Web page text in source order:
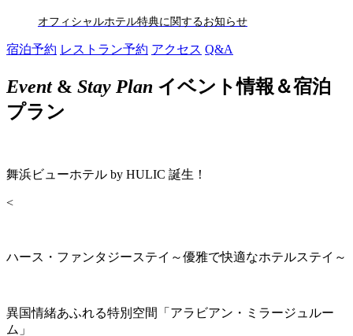
オフィシャルホテル特典に関するお知らせ
宿泊予約 レストラン予約 アクセス Q&A
Event& Stay Plan イベント情報＆宿泊
プラン
舞浜ビューホテル by HULIC 誕生！
<
ハース・ファンタジーステイ～優雅で快適なホテルステイ～
異国情緒あふれる特別空間「アラビアン・ミラージュルー
ム」